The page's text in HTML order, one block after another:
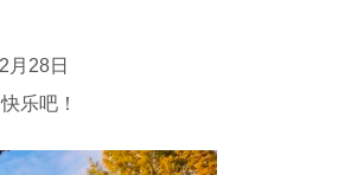
月28日
乐吧！